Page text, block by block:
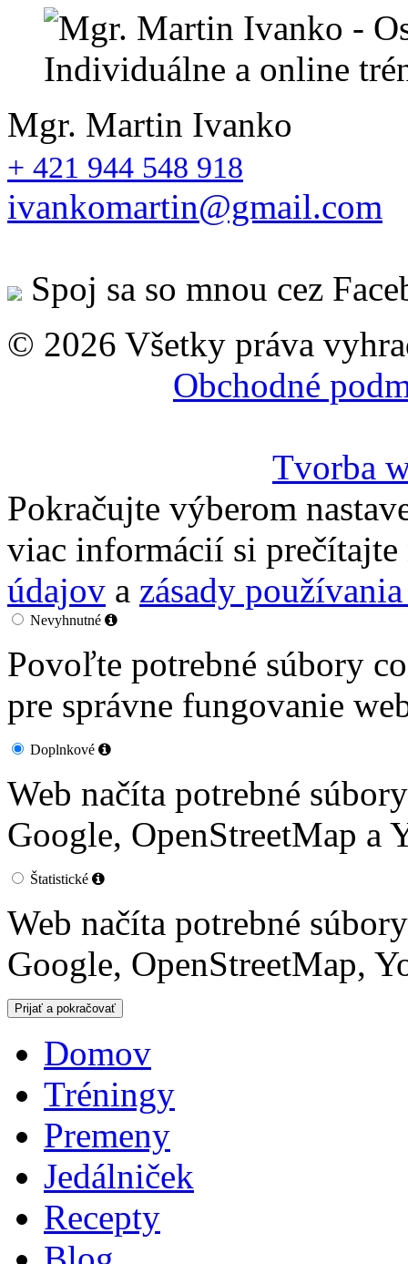
Mgr. Martin Ivanko
+ 421 944 548 918
ivankomartin@gmail.com
Spoj sa so mnou cez
© 2026 Všetky práva
Obchodné
Tvorba
Pokračujte výberom
viac informácií si prečítajte
údajov a zásady
Nevyhnutné
Povoľte potrebné súbory
pre správne fungovanie
Doplnkové
Web načíta potrebné
Google, OpenStreetMap a
Štatistické
Web načíta potrebné
Google, OpenStreetMap,
Domov
Tréningy
Premeny
Jedálniček
Recepty